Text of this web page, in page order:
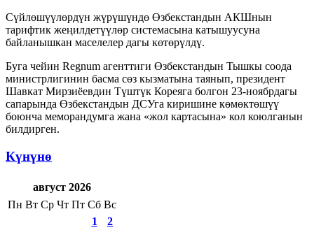
Сүйлөшүүлөрдүн жүрүшүндө Өзбекстандын АКШнын
тарифтик жеңилдетүүлөр системасына катышуусуна
байланышкан маселелер дагы көтөрүлдү.
Буга чейин Regnum агенттиги Өзбекстандын Тышкы соода
министрлигинин басма сөз кызматына таянып, президент
Шавкат Мирзиёевдин Түштүк Кореяга болгон 23-ноябрдагы
сапарында Өзбекстандын ДСУга киришине көмөктөшүү
боюнча меморандумга жана «жол картасына» кол коюлганын
билдирген.
Күнүнө
август 2026
Пн Вт Ср Чт Пт Сб Вс
1
2